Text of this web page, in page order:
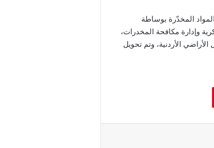
المخدّرة بوساطة
وإدارة مكافحة المخدرات،
الأردنية، وتم تحويل